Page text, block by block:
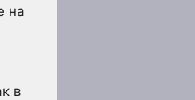
на
в